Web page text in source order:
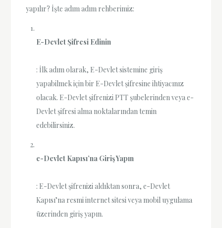
yapılır? İşte adım adım rehberimiz:
E-Devlet Şifresi Edinin
: İlk adım olarak, E-Devlet sistemine giriş
yapabilmek için bir E-Devlet şifresine ihtiyacınız
olacak. E-Devlet şifrenizi PTT şubelerinden veya e-
Devlet şifresi alma noktalarından temin
edebilirsiniz.
e-Devlet Kapısı’na Giriş Yapın
: E-Devlet şifrenizi aldıktan sonra, e-Devlet
Kapısı’na resmi internet sitesi veya mobil uygulama
üzerinden giriş yapın.